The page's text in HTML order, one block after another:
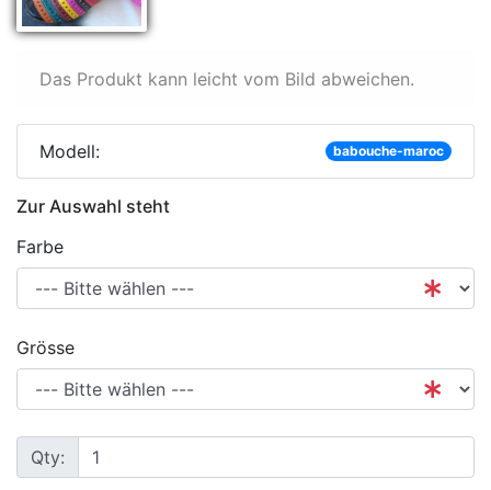
Das Produkt kann leicht vom Bild abweichen.
Modell: babouche-maroc
Zur Auswahl steht
Farbe
Grösse
Qty: